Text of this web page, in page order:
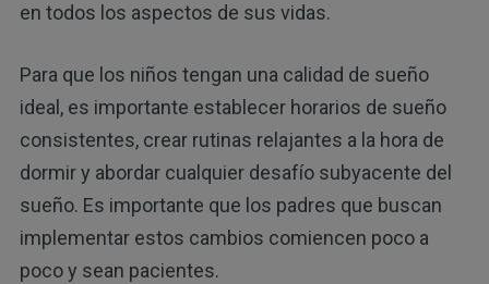
en todos los aspectos de sus vidas.
Para que los niños tengan una calidad de sueño
ideal, es importante establecer horarios de sueño
consistentes, crear rutinas relajantes a la hora de
dormir y abordar cualquier desafío subyacente del
sueño. Es importante que los padres que buscan
implementar estos cambios comiencen poco a
poco y sean pacientes.